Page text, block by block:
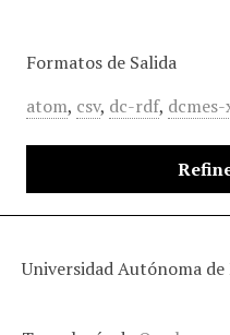
Formatos de Salida
atom, csv, dc-rdf,
Universidad Autónoma